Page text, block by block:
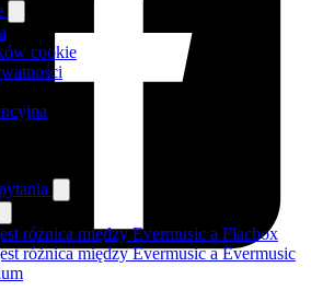
cookie
różnica między Evermusic a Flacbox
różnica między Evermusic a Evermusic